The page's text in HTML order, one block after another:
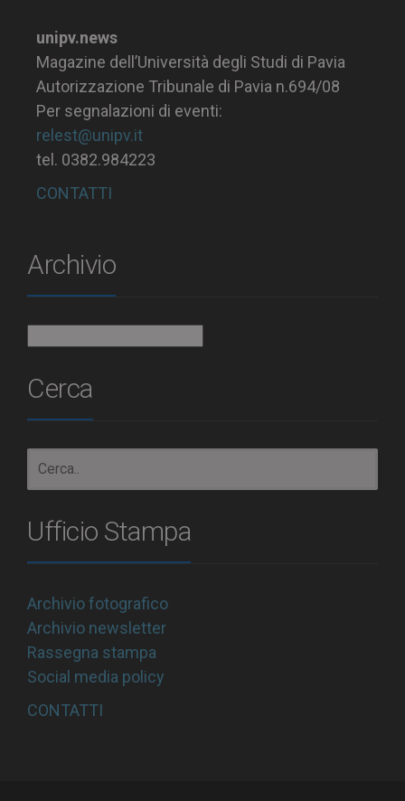
unipv.news
Magazine dell’Università degli Studi di Pavia
Autorizzazione Tribunale di Pavia n.694/08
Per segnalazioni di eventi:
relest@unipv.it
tel. 0382.984223
CONTATTI
Archivio
Cerca
Ufficio Stampa
Archivio fotografico
Archivio newsletter
Rassegna stampa
Social media policy
CONTATTI